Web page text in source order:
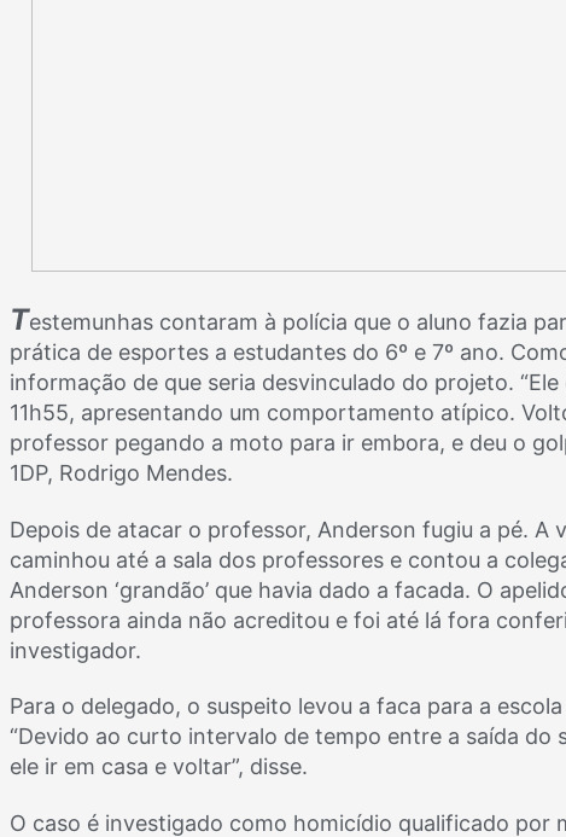
Testemunhas contaram à polícia que o aluno fazia
prática de esportes a estudantes do 6º e 7º ano.
informação de que seria desvinculado do projeto.
11h55, apresentando um comportamento atípico.
professor pegando a moto para ir embora, e deu o
1DP, Rodrigo Mendes.
Depois de atacar o professor, Anderson fugiu a pé.
caminhou até a sala dos professores e contou a
Anderson ‘grandão’ que havia dado a facada. O
professora ainda não acreditou e foi até lá fora
investigador.
Para o delegado, o suspeito levou a faca para a
“Devido ao curto intervalo de tempo entre a saída do
ele ir em casa e voltar”, disse.
O caso é investigado como homicídio qualificado por